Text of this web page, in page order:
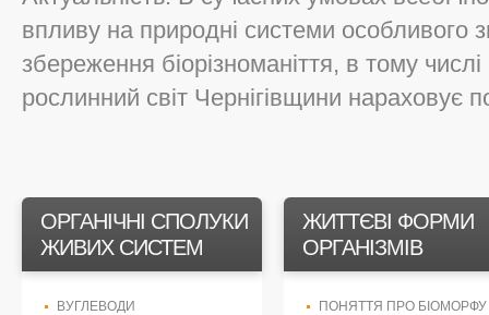
впливу на природні системи особливого
збереження біорізноманіття, в тому
рослинний світ Чернігівщини нараховує
ОРГАНІЧНІ СПОЛУКИ
ЖИВИХ СИСТЕМ
ВУГЛЕВОДИ
ЖИТТЄВІ ФОРМИ
ОРГАНІЗМІВ
ПОНЯТТЯ ПРО БІОМОРФУ